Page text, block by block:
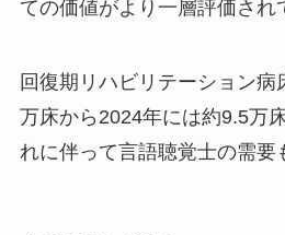
ての価値がより一層評価され
回復期リハビリテーション病
万床から2024年には約9.5万
れに伴って言語聴覚士の需要